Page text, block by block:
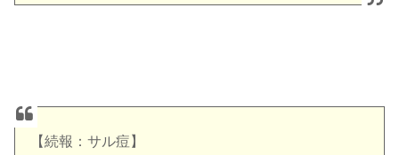
【続報：サル痘】